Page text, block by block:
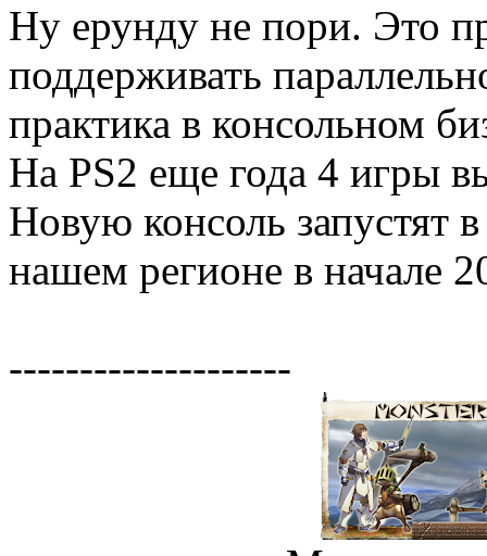
Ну ерунду не пори. Это
поддерживать
практика в консольном
На PS2 еще года 4 игры
Новую консоль запустят
нашем регионе в начале
--------------------